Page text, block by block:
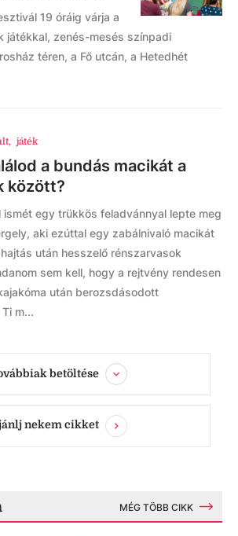
19 óráig várja a
játékkal, zenés-mesés színpadi
téren, a Fő utcán, a Hetedhét
, játék
a bundás macikát a
között?
ismét egy trükkös feladvánnyal lepte meg
aki ezúttal egy zabálnivaló macikát
után hesszelő rénszarvasok
sem kell, hogy a rejtvény rendesen
után berozsdásodott
m...
betöltése
nekem cikket
MÉG TÖBB CIKK